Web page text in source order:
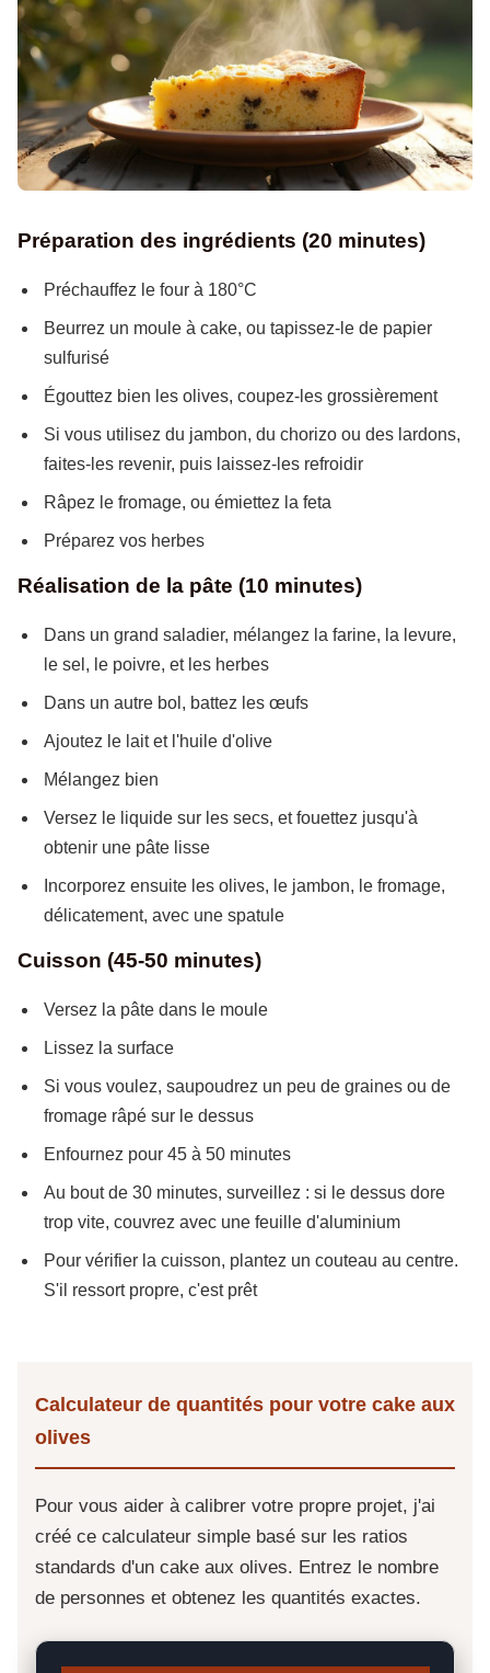
Préparation des ingrédients (20 minutes)
Préchauffez le four à 180°C
Beurrez un moule à cake, ou tapissez-le de papier
sulfurisé
Égouttez bien les olives, coupez-les grossièrement
Si vous utilisez du jambon, du chorizo ou des lardons,
faites-les revenir, puis laissez-les refroidir
Râpez le fromage, ou émiettez la feta
Préparez vos herbes
Réalisation de la pâte (10 minutes)
Dans un grand saladier, mélangez la farine, la levure,
le sel, le poivre, et les herbes
Dans un autre bol, battez les œufs
Ajoutez le lait et l'huile d'olive
Mélangez bien
Versez le liquide sur les secs, et fouettez jusqu'à
obtenir une pâte lisse
Incorporez ensuite les olives, le jambon, le fromage,
délicatement, avec une spatule
Cuisson (45-50 minutes)
Versez la pâte dans le moule
Lissez la surface
Si vous voulez, saupoudrez un peu de graines ou de
fromage râpé sur le dessus
Enfournez pour 45 à 50 minutes
Au bout de 30 minutes, surveillez : si le dessus dore
trop vite, couvrez avec une feuille d'aluminium
Pour vérifier la cuisson, plantez un couteau au centre.
S'il ressort propre, c'est prêt
Calculateur de quantités pour votre cake aux
olives
Pour vous aider à calibrer votre propre projet, j'ai
créé ce calculateur simple basé sur les ratios
standards d'un cake aux olives. Entrez le nombre
de personnes et obtenez les quantités exactes.